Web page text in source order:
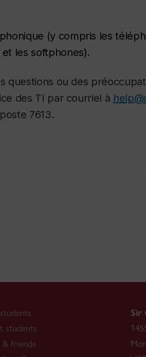
(y compris les
et les softphones).
questions ou des
des TI par courriel à
7613.
students
friends
Sir